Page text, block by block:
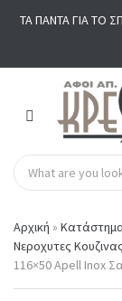
ΤΑ ΠΑΝΤΑ ΓΙΑ ΤΟ
M
N
U
C
e
g
o
r
S
e
c
h
p
r
Αρχική »
Νεροχυτες Κουζινας
116×50 Αpell Inox